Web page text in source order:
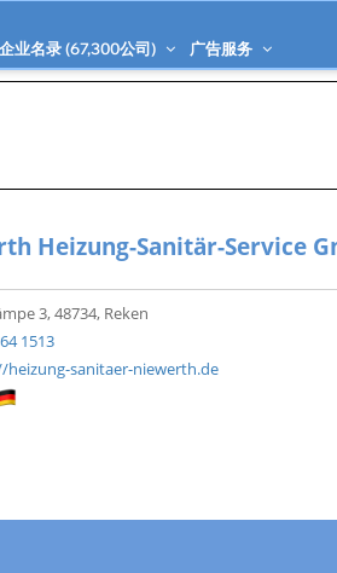
企业名录 (67,300公司) 广告服务
Heizung-Sanitär-Service
3, 48734, Reken
1513
heizung-sanitaer-niewerth.de